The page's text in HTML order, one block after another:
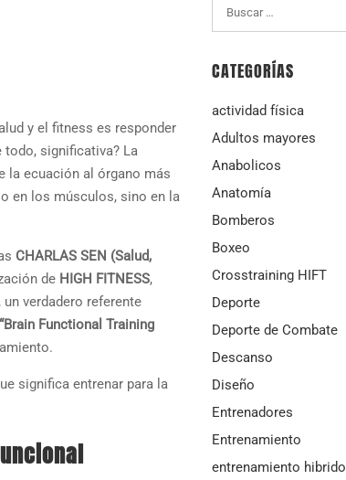
y el fitness es responder
todo, significativa? La
la ecuación al órgano más
en los músculos, sino en la
CHARLAS SEN (Salud,
de HIGH FITNESS,
, un verdadero referente
“Brain Functional Training
significa entrenar para la
CATEGORÍAS
actividad física
Adultos mayores
Anabolicos
Anatomía
Bomberos
Boxeo
Crosstraining HIFT
Deporte
Deporte de Combate
Descanso
Diseño
Entrenadores
Entrenamiento
entrenamiento hibrido